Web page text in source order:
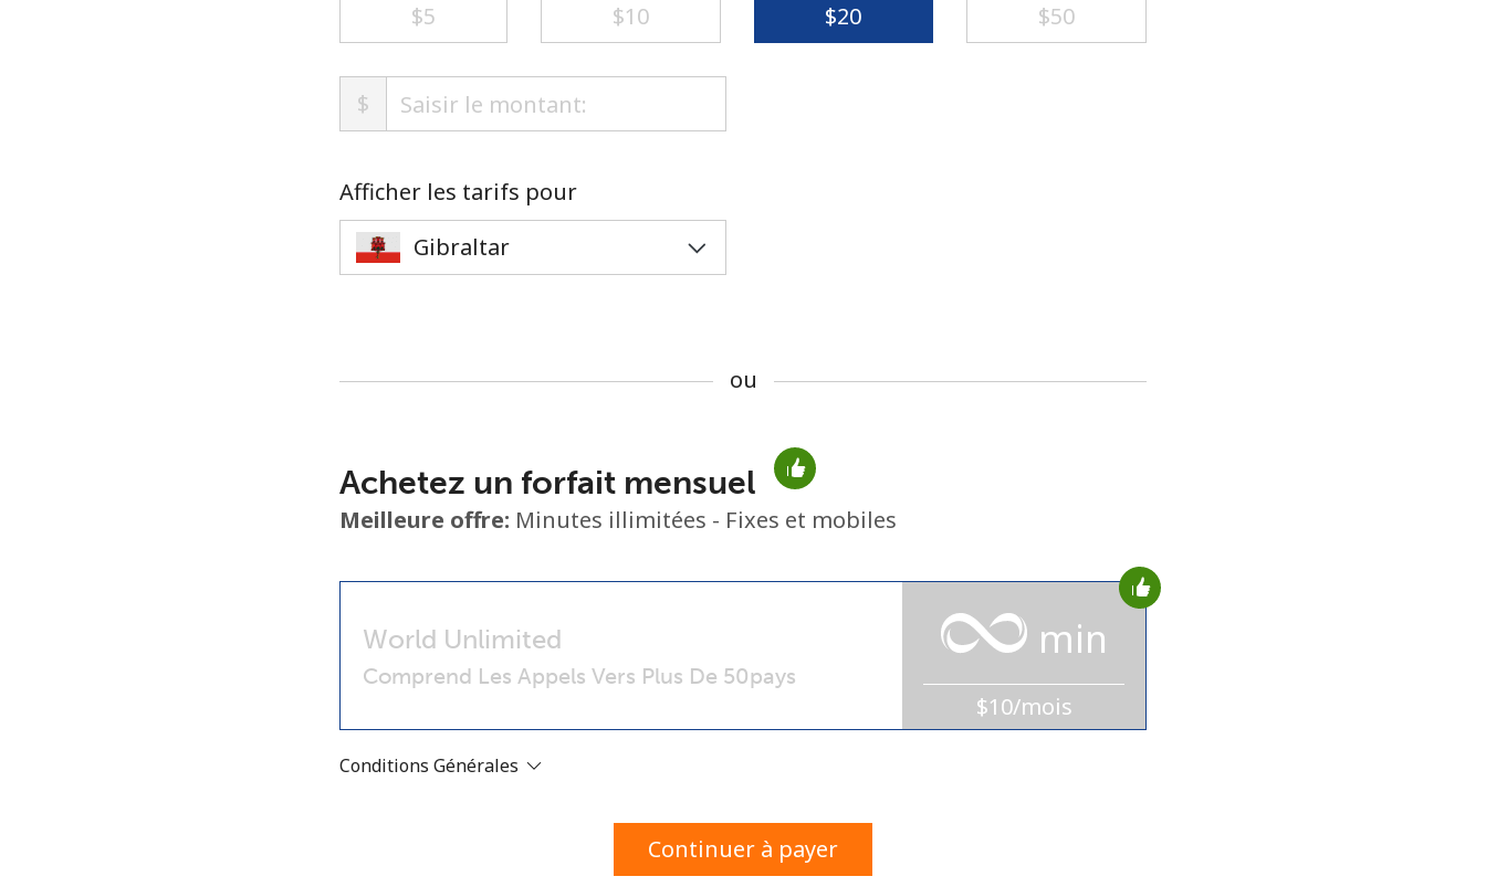
Aucun mot de passe créé
8 caractères minimum
Un numéro
En créant un compte sur ce site, j'accepte les
⁦$5⁩
⁦$10⁩ ⁦$20⁩ ⁦$50⁩
$
Afficher les tarifs pour
ou
Achetez un forfait mensuel
Meilleure offre: Minutes illimitées - Fixes et mobiles
World Unlimited
Comprend Les Appels Vers Plus De 50pays
min
$10/mois
Conditions Générales
Continuer à payer